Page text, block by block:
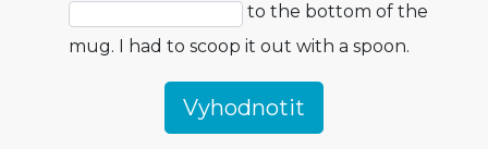
to the bottom of the
mug. I had to scoop it out with a spoon.